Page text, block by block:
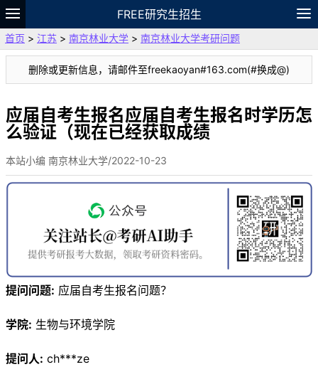
FREE研究生招生
题库
故事 专题 APP 笔记
论坛
VIP
资料
首页 > 江苏 > 南京林业大学 > 南京林业大学考研问题
删除或更新信息，请邮件至freekaoyan#163.com(#换成@)
应届自考生报名应届自考生报名时学历怎
么验证（现在已经获取成绩
本站小编 南京林业大学/2022-10-23
提问问题: 应届自考生报名问题？
学院: 生物与环境学院
提问人: ch***ze